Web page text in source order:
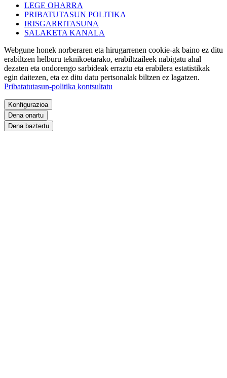
LEGE OHARRA
PRIBATUTASUN POLITIKA
IRISGARRITASUNA
SALAKETA KANALA
Webgune honek norberaren eta hirugarrenen cookie-ak baino ez ditu
erabiltzen helburu teknikoetarako, erabiltzaileek nabigatu ahal
dezaten eta ondorengo sarbideak erraztu eta erabilera estatistikak
egin daitezen, eta ez ditu datu pertsonalak biltzen ez lagatzen.
Pribatatutasun-politika kontsultatu
Konfigurazioa
Dena onartu
Dena baztertu